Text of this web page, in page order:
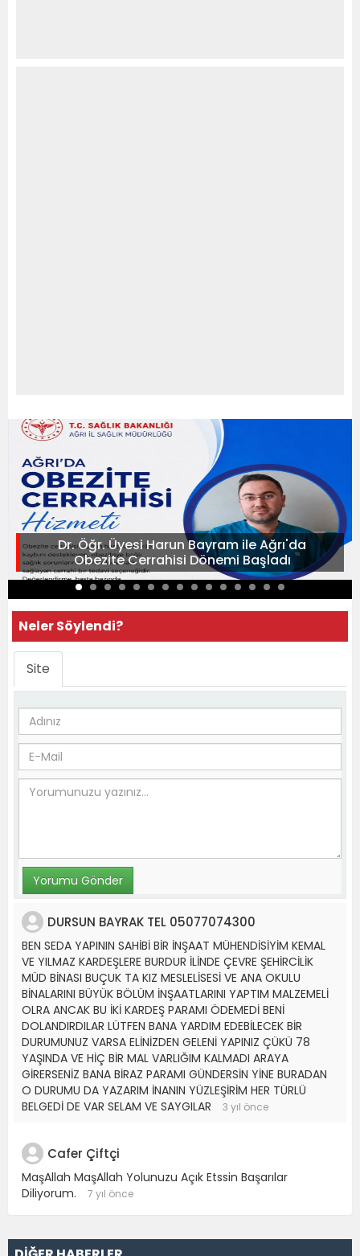
Dr. Öğr. Üyesi Harun Bayram ile Ağrı'da
Obezite Cerrahisi Dönemi Başladı
Neler Söylendi?
Site
DURSUN BAYRAK TEL 05077074300
BEN SEDA YAPININ SAHİBİ BİR İNŞAAT MÜHENDİSİYİM KEMAL
VE YILMAZ KARDEŞLERE BURDUR İLİNDE ÇEVRE ŞEHİRCİLİK
MÜD BİNASI BUÇUK TA KIZ MESLELİSESİ VE ANA OKULU
BİNALARINI BÜYÜK BÖLÜM İNŞAATLARINI YAPTIM MALZEMELİ
OLRA ANCAK BU İKİ KARDEŞ PARAMI ÖDEMEDİ BENİ
DOLANDIRDILAR LÜTFEN BANA YARDIM EDEBİLECEK BİR
DURUMUNUZ VARSA ELİNİZDEN GELENİ YAPINIZ ÇÜKÜ 78
YAŞINDA VE HİÇ BİR MAL VARLIĞIM KALMADI ARAYA
GİRERSENİZ BANA BİRAZ PARAMI GÜNDERSİN YİNE BURADAN
O DURUMU DA YAZARIM İNANIN YÜZLEŞİRİM HER TÜRLÜ
BELGEDİ DE VAR SELAM VE SAYGILAR
3 yıl önce
Cafer Çiftçi
MaşAllah MaşAllah Yolunuzu Açık Etssin Başarılar
Diliyorum.
7 yıl önce